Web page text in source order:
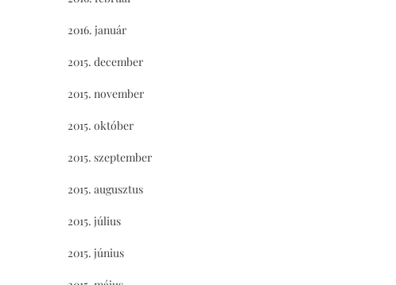
2016. január
2015. december
2015. november
2015. október
2015. szeptember
2015. augusztus
2015. július
2015. június